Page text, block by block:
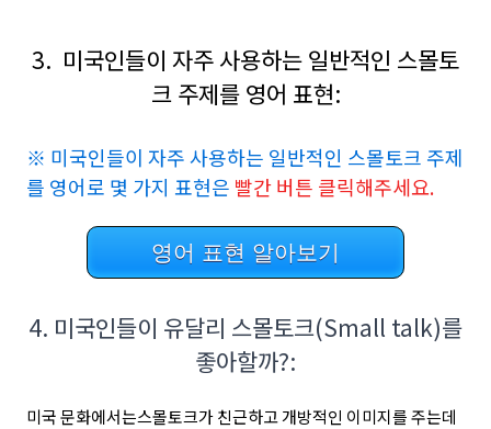
3. 미국인들이 자주 사용하는 일반적인 스몰토
크 주제를 영어 표현:
※ 미국인들이 자주 사용하는 일반적인 스몰토크 주제
를 영어로 몇 가지 표현은 빨간 버튼 클릭해주세요.
영어 표현 알아보기
4. 미국인들이 유달리 스몰토크(Small talk)를
좋아할까?:
미국 문화에서는스몰토크가 친근하고 개방적인 이미지를 주는데